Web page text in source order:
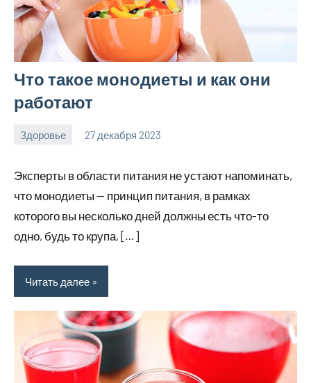
Что такое монодиеты и как они
работают
Здоровье 27 декабря 2023
hobby_v_ru
Нет
Эксперты в области питания не устают напоминать,
что монодиеты — принцип питания, в рамках
которого вы несколько дней должны есть что-то
одно, будь то крупа, […]
Читать далее